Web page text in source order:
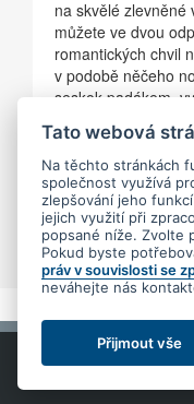
na skvělé
můžete ve dvou
romantických chvil
v podobě něčeho
seskok padákem,
jeho oblíbeného
a možností je na
příliš ortodoxní a při
polovičku se
Tato webová
Na těchto stránkách
společnost využívá
zlepšování jeho
jejich využití při
popsané níže. Zvolte
Pokud byste
práv v souvislosti se
neváhejte nás
Přijmout vše